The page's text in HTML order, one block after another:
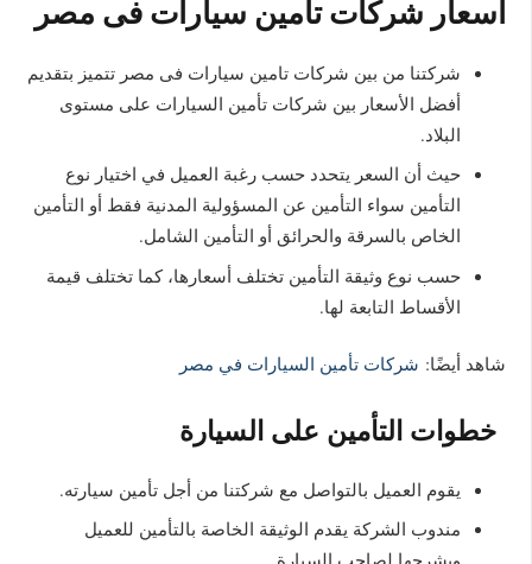
أسعار شركات تامين سيارات فى مصر
شركتنا من بين شركات تامين سيارات فى مصر تتميز بتقديم
أفضل الأسعار بين شركات تأمين السيارات على مستوى
البلاد.
حيث أن السعر يتحدد حسب رغبة العميل في اختيار نوع
التأمين سواء التأمين عن المسؤولية المدنية فقط أو التأمين
الخاص بالسرقة والحرائق أو التأمين الشامل.
حسب نوع وثيقة التأمين تختلف أسعارها، كما تختلف قيمة
الأقساط التابعة لها.
شاهد أيضًا: شركات تأمين السيارات في مصر
خطوات التأمين على السيارة
يقوم العميل بالتواصل مع شركتنا من أجل تأمين سيارته.
مندوب الشركة يقدم الوثيقة الخاصة بالتأمين للعميل